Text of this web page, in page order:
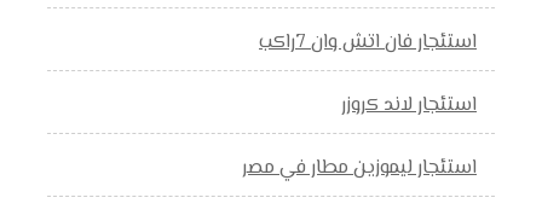
استئجار فان اتش وان 7راكب
استئجار لاند كروزر
استئجار ليموزين مطار في مصر